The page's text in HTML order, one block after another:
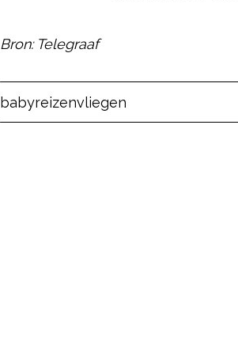
Bron: Telegraaf
babyreizenvliegen